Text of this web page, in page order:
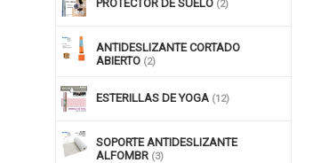
PROTECTOR DE SUELO (2)
ANTIDESLIZANTE CORTADO
ABIERTO (2)
ESTERILLAS DE YOGA (12)
SOPORTE ANTIDESLIZANTE
ALFOMBR (3)